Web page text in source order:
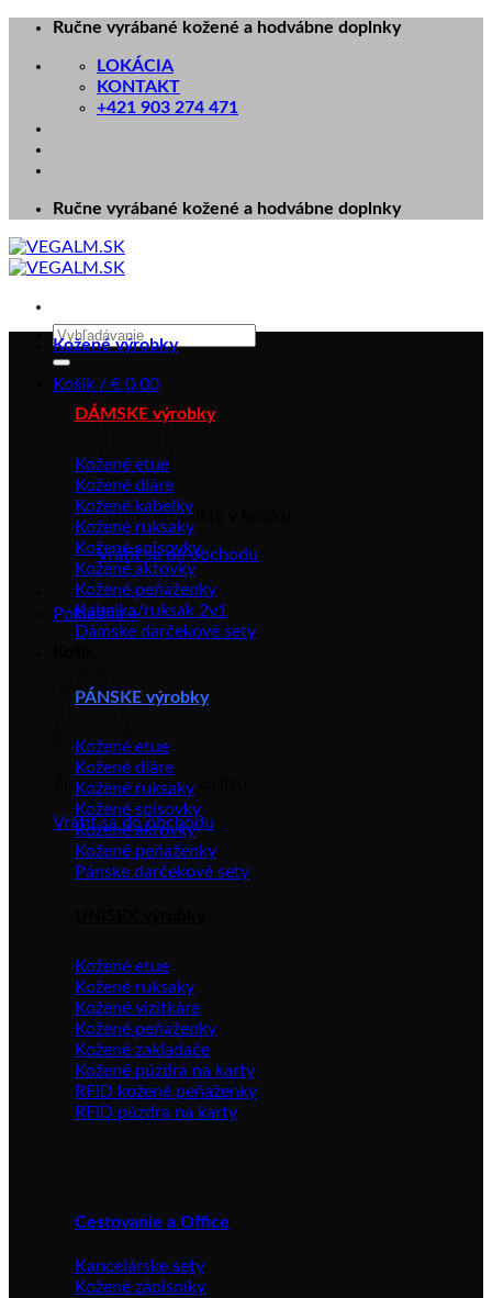
Skip
content
Ručne vyrábané kožené a hodvábne doplnky
LOKÁCIA
KONTAKT
+421 903 274 471
Ručne vyrábané kožené a hodvábne doplnky
Hľadať:
Košík / € 0.00
Žiadne produkty v košíku.
Vrátiť sa do obchodu
Pokladňa +
Žiadne produkty v košíku.
Vrátiť sa do obchodu
Kožené výrobky
DÁMSKE výrobky
Kožené etue
Kožené diáre
Kožené kabelky
Kožené ruksaky
Kožené spisovky
Kožené aktovky
Kožené peňaženky
Kabelka/ruksak 2v1
Dámske darčekové sety
PÁNSKE výrobky
Kožené etue
Kožené diáre
Kožené ruksaky
Kožené spisovky
Kožené aktovky
Kožené peňaženky
Pánske darčekové sety
Kožené etue
Kožené ruksaky
Kožené vizitkáre
Kožené peňaženky
Kožené zakladače
Kožené púzdra na karty
RFID kožené peňaženky
RFID púzdra na karty
Cestovanie a Office
Kancelárske sety
Kožené zápisníky